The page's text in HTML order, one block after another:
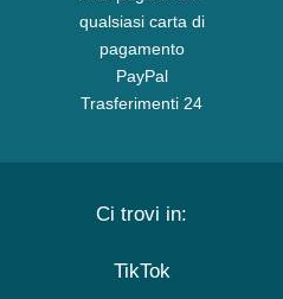
qualsiasi carta di
pagamento
PayPal
Trasferimenti 24
Ci trovi in:
TikTok